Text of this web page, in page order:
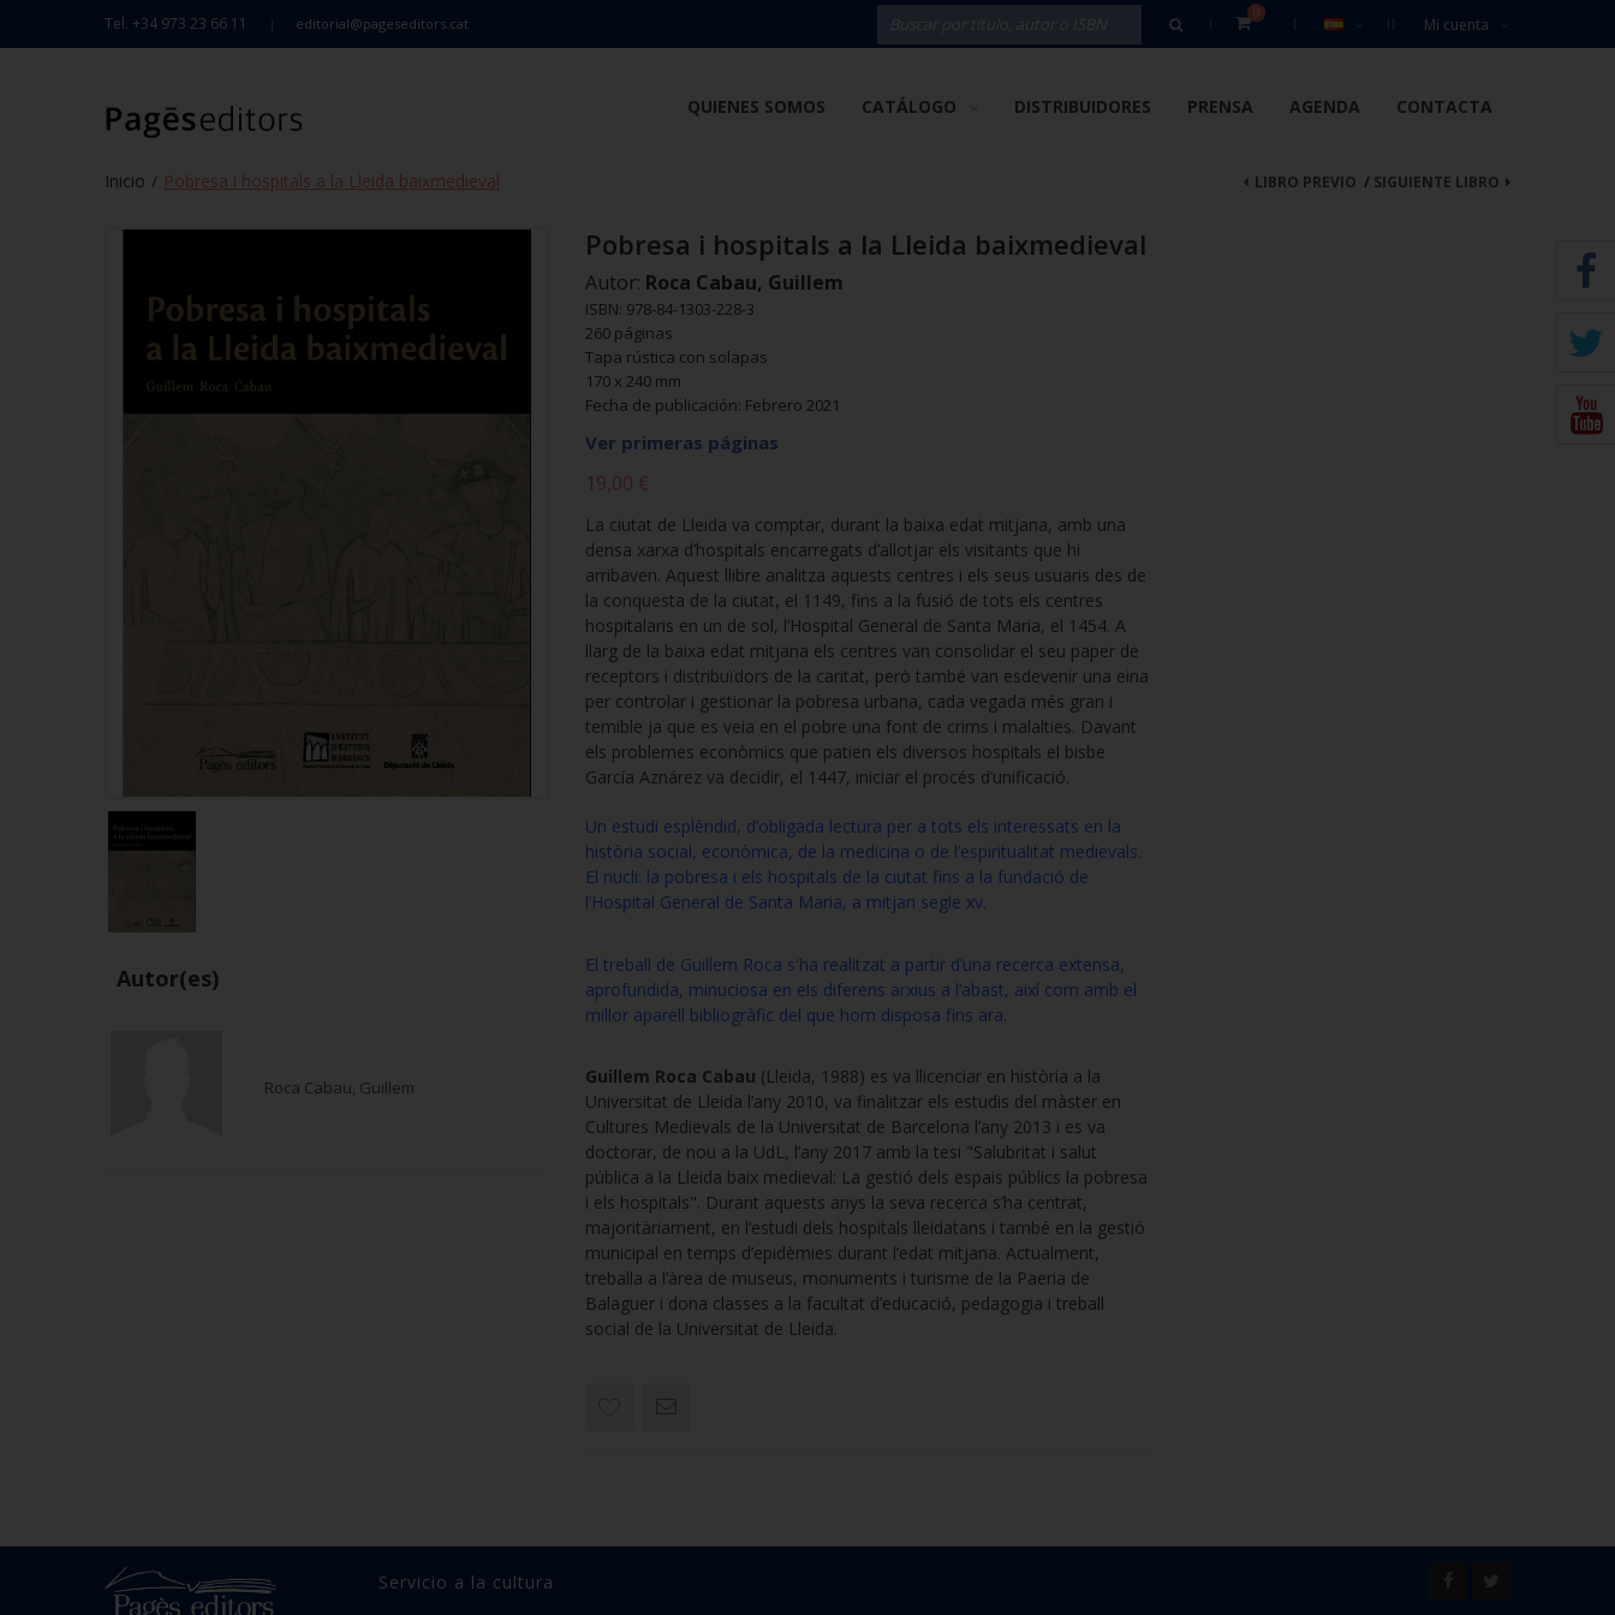
Tel. +34 973 23 66 11 editorial@pageseditors.cat Mi cuenta
0
QUIENES SOMOS CATÁLOGO DISTRIBUIDORES PRENSA AGENDA CONTACTA
Inicio / Pobresa i hospitals a la Lleida baixmedieval SIGUIENTE LIBRO
LIBRO PREVIO /
Autor(es)
Roca Cabau, Guillem
Pobresa i hospitals a la Lleida baixmedieval
Autor: Roca Cabau, Guillem
ISBN: 978-84-1303-228-3
260 páginas
Tapa rústica con solapas
170 x 240 mm
Fecha de publicación: Febrero 2021
Ver primeras páginas
19,00 €
La ciutat de Lleida va comptar, durant la baixa edat mitjana, amb una
densa xarxa d’hospitals encarregats d’allotjar els visitants que hi
arribaven. Aquest llibre analitza aquests centres i els seus usuaris des de
la conquesta de la ciutat, el 1149, fins a la fusió de tots els centres
hospitalaris en un de sol, l’Hospital General de Santa Maria, el 1454. A
llarg de la baixa edat mitjana els centres van consolidar el seu paper de
receptors i distribuïdors de la caritat, però també van esdevenir una eina
per controlar i gestionar la pobresa urbana, cada vegada més gran i
temible ja que es veia en el pobre una font de crims i malalties. Davant
els problemes econòmics que patien els diversos hospitals el bisbe
García Aznárez va decidir, el 1447, iniciar el procés d’unificació.
Un estudi esplèndid, d’obligada lectura per a tots els interessats en la
història social, econòmica, de la medicina o de l’espiritualitat medievals.
El nucli: la pobresa i els hospitals de la ciutat fins a la fundació de
l’Hospital General de Santa Maria, a mitjan segle xv.
El treball de Guillem Roca s'ha realitzat a partir d’una recerca extensa,
aprofundida, minuciosa en els diferens arxius a l’abast, així com amb el
millor aparell bibliogràfic del que hom disposa fins ara.
Guillem Roca Cabau (Lleida, 1988) es va llicenciar en història a la
Universitat de Lleida l’any 2010, va finalitzar els estudis del màster en
Cultures Medievals de la Universitat de Barcelona l’any 2013 i es va
doctorar, de nou a la UdL, l’any 2017 amb la tesi "Salubritat i salut
pública a la Lleida baix medieval: La gestió dels espais públics la pobresa
i els hospitals". Durant aquests anys la seva recerca s’ha centrat,
majoritàriament, en l’estudi dels hospitals lleidatans i també en la gestió
municipal en temps d’epidèmies durant l’edat mitjana. Actualment,
treballa a l’àrea de museus, monuments i turisme de la Paeria de
Balaguer i dona classes a la facultat d’educació, pedagogia i treball
social de la Universitat de Lleida.
Servicio a la cultura